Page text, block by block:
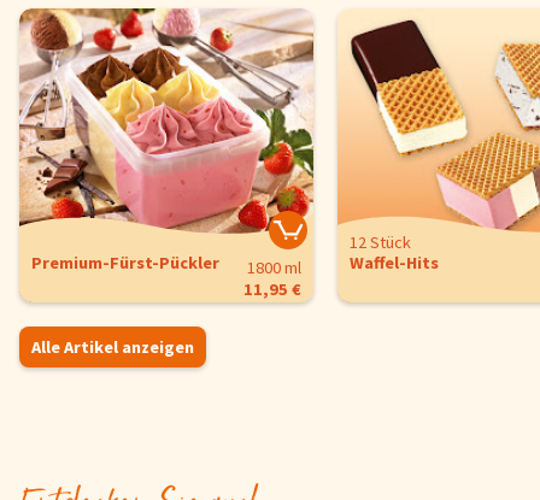
Premium-Fürst-Pückler
1800 ml
11,95 €
12 Stück
Waffel-Hits
Alle Artikel anzeigen